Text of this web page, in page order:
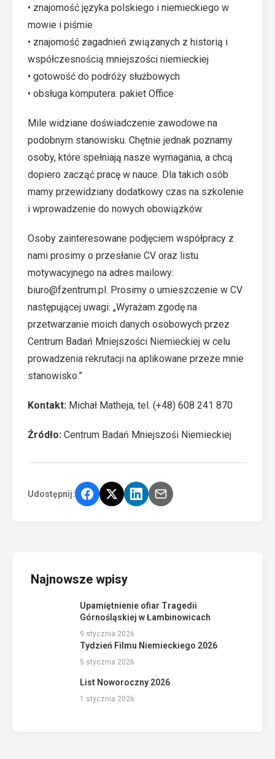
• znajomość języka polskiego i niemieckiego w
mowie i piśmie
• znajomość zagadnień związanych z historią i
współczesnością mniejszości niemieckiej
• gotowość do podróży służbowych
• obsługa komputera: pakiet Office
Mile widziane doświadczenie zawodowe na
podobnym stanowisku. Chętnie jednak poznamy
osoby, które spełniają nasze wymagania, a chcą
dopiero zacząć pracę w nauce. Dla takich osób
mamy przewidziany dodatkowy czas na szkolenie
i wprowadzenie do nowych obowiązków.
Osoby zainteresowane podjęciem współpracy z
nami prosimy o przesłanie CV oraz listu
motywacyjnego na adres mailowy:
biuro@fzentrum.pl. Prosimy o umieszczenie w CV
następującej uwagi: „Wyrażam zgodę na
przetwarzanie moich danych osobowych przez
Centrum Badań Mniejszości Niemieckiej w celu
prowadzenia rekrutacji na aplikowane przeze mnie
stanowisko.”
Kontakt: Michał Matheja, tel. (+48) 608 241 870
Źródło: Centrum Badań Mniejszośi Niemieckiej
Udostępnij:
Najnowsze wpisy
Upamiętnienie ofiar Tragedii
Górnośląskiej w Łambinowicach
9 stycznia 2026
Tydzień Filmu Niemieckiego 2026
5 stycznia 2026
List Noworoczny 2026
1 stycznia 2026